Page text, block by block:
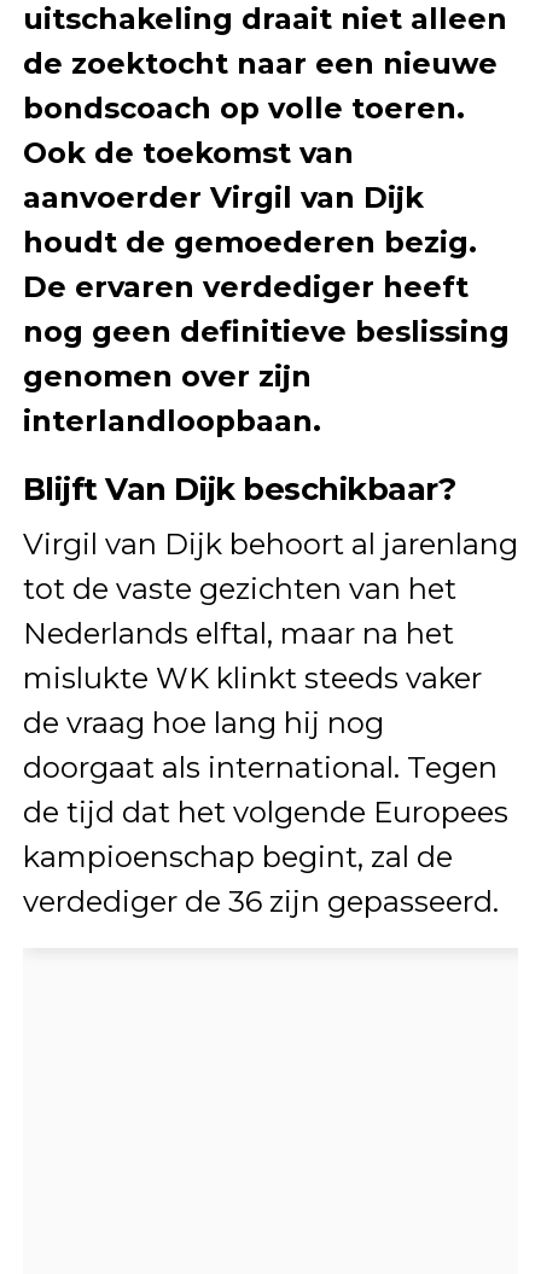
uitschakeling draait niet alleen
de zoektocht naar een nieuwe
bondscoach op volle toeren.
Ook de toekomst van
aanvoerder Virgil van Dijk
houdt de gemoederen bezig.
De ervaren verdediger heeft
nog geen definitieve beslissing
genomen over zijn
interlandloopbaan.
Blijft Van Dijk beschikbaar?
Virgil van Dijk behoort al jarenlang
tot de vaste gezichten van het
Nederlands elftal, maar na het
mislukte WK klinkt steeds vaker
de vraag hoe lang hij nog
doorgaat als international. Tegen
de tijd dat het volgende Europees
kampioenschap begint, zal de
verdediger de 36 zijn gepasseerd.